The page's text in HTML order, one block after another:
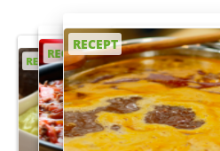
RECEPT
RECEPT
RECEPT
RECEPT
RECEPT